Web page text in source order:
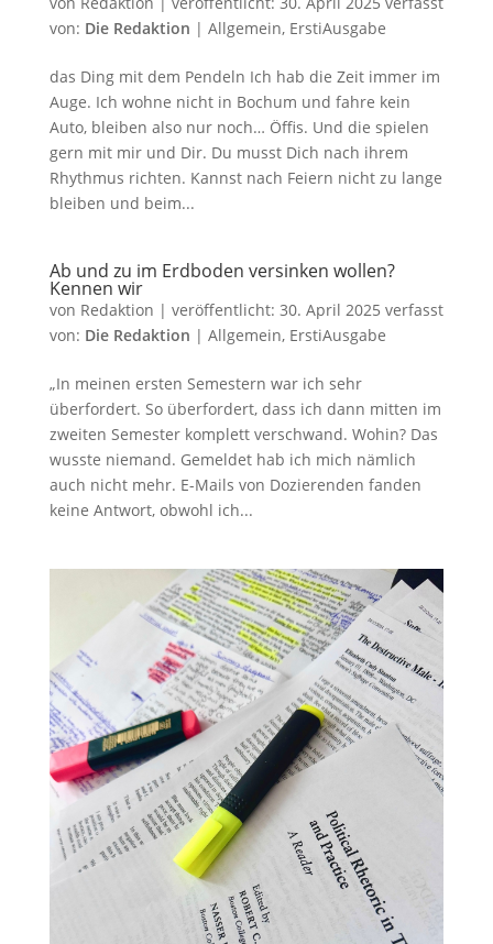
von: Die Redaktion | Allgemein, ErstiAusgabe
das Ding mit dem Pendeln Ich hab die Zeit immer im
Auge. Ich wohne nicht in Bochum und fahre kein
Auto, bleiben also nur noch… Öffis. Und die spielen
gern mit mir und Dir. Du musst Dich nach ihrem
Rhythmus richten. Kannst nach Feiern nicht zu lange
bleiben und beim...
Ab und zu im Erdboden versinken wollen?
Kennen wir
von Redaktion | veröffentlicht: 30. April 2025 verfasst
von: Die Redaktion | Allgemein, ErstiAusgabe
„In meinen ersten Semestern war ich sehr
überfordert. So überfordert, dass ich dann mitten im
zweiten Semester komplett verschwand. Wohin? Das
wusste niemand. Gemeldet hab ich mich nämlich
auch nicht mehr. E-Mails von Dozierenden fanden
keine Antwort, obwohl ich...